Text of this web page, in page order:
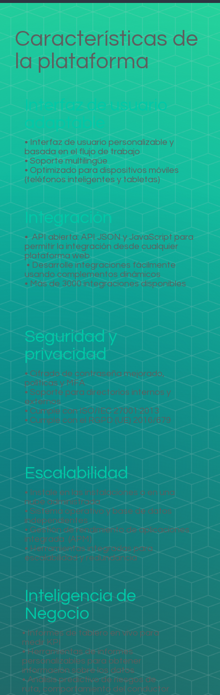
Interfaz de usuario
adaptable
• Interfaz de usuario personalizable y
basada en el flujo de trabajo
• Soporte multilingüe
• Optimizado para dispositivos móviles
(teléfonos inteligentes y tabletas)
Integración
• API abierta: API JSON y JavaScript para
permitir la integración desde cualquier
plataforma web
• Desarrolle integraciones fácilmente
usando complementos dinámicos
• Más de 3000 integraciones disponibles
Seguridad y
privacidad
• Cifrado de contraseña mejorado,
políticas y MFA
• Soporte para directorios internos y
externos
• Cumple con ISO/IEC 27001:2013
• Cumple con el RGPD (UE) 2016/679
Escalabilidad
• Instale en las instalaciones o en una
nube administrada
• Sistema operativo y base de datos
independientes
• Gestión de rendimiento de aplicaciones
integrada (APM)
• Herramientas integradas para
escalabilidad y redundancia
Inteligencia de
Negocio
• Informes de tablero en vivo para
medir KPI
• Herramientas de informes
personalizables para obtener
información sobre los datos
• Análisis predictivo de riesgos de
ruta, comportamiento del conductor
Características de
la plataforma